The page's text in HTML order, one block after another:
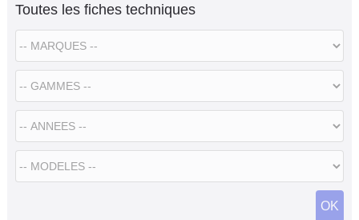
Toutes les fiches techniques